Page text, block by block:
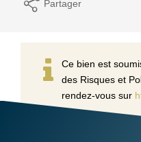
Partager
Ce bien est
des Risques et
rendez-vous sur